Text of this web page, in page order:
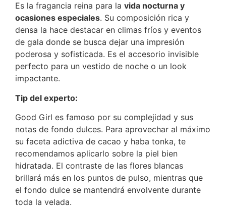
Es la fragancia reina para la vida nocturna y
ocasiones especiales. Su composición rica y
densa la hace destacar en climas fríos y eventos
de gala donde se busca dejar una impresión
poderosa y sofisticada. Es el accesorio invisible
perfecto para un vestido de noche o un look
impactante.
Tip del experto:
Good Girl es famoso por su complejidad y sus
notas de fondo dulces. Para aprovechar al máximo
su faceta adictiva de cacao y haba tonka, te
recomendamos aplicarlo sobre la piel bien
hidratada. El contraste de las flores blancas
brillará más en los puntos de pulso, mientras que
el fondo dulce se mantendrá envolvente durante
toda la velada.